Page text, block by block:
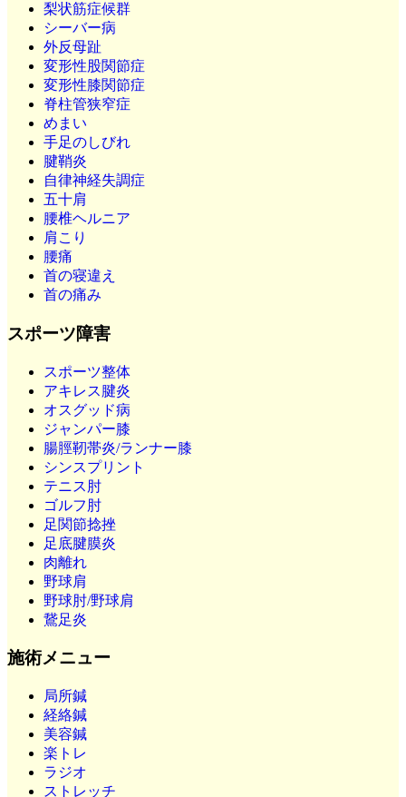
梨状筋症候群
シーバー病
外反母趾
変形性股関節症
変形性膝関節症
脊柱管狭窄症
めまい
手足のしびれ
腱鞘炎
自律神経失調症
五十肩
腰椎ヘルニア
肩こり
腰痛
首の寝違え
首の痛み
スポーツ障害
スポーツ整体
アキレス腱炎
オスグッド病
ジャンパー膝
腸脛靭帯炎/ランナー膝
シンスプリント
テニス肘
ゴルフ肘
足関節捻挫
足底腱膜炎
肉離れ
野球肩
野球肘/野球肩
鵞足炎
施術メニュー
局所鍼
経絡鍼
美容鍼
楽トレ
ラジオ
ストレッチ